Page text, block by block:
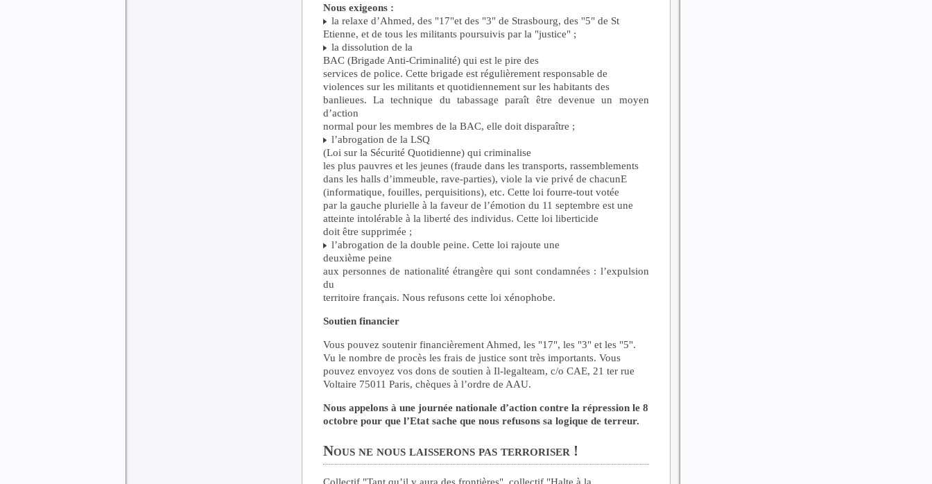
Nous exigeons :
la relaxe d’Ahmed, des "17"et des "3" de Strasbourg, des "5" de St
Etienne, et de tous les militants poursuivis par la "justice" ;
la dissolution de la
BAC (Brigade Anti-Criminalité) qui est le pire des
services de police. Cette brigade est régulièrement responsable de
violences sur les militants et quotidiennement sur les habitants des
banlieues. La technique du tabassage paraît être devenue un moyen
d’action
normal pour les membres de la BAC, elle doit disparaître ;
l’abrogation de la LSQ
(Loi sur la Sécurité Quotidienne) qui criminalise
les plus pauvres et les jeunes (fraude dans les transports, rassemblements
dans les halls d’immeuble, rave-parties), viole la vie privé de chacunE
(informatique, fouilles, perquisitions), etc. Cette loi fourre-tout votée
par la gauche plurielle à la faveur de l’émotion du 11 septembre est une
atteinte intolérable à la liberté des individus. Cette loi liberticide
doit être supprimée ;
l’abrogation de la double peine. Cette loi rajoute une
deuxième peine
aux personnes de nationalité étrangère qui sont condamnées : l’expulsion
du
territoire français. Nous refusons cette loi xénophobe.
Soutien financier
Vous pouvez soutenir financièrement Ahmed, les "17", les "3" et les "5".
Vu le nombre de procès les frais de justice sont très importants. Vous
pouvez envoyez vos dons de soutien à Il-legalteam, c/o CAE, 21 ter rue
Voltaire 75011 Paris, chèques à l’ordre de AAU.
Nous appelons à une journée nationale d’action contre la répression le 8
octobre pour que l’Etat sache que nous refusons sa logique de terreur.
Nous ne nous laisserons pas terroriser !